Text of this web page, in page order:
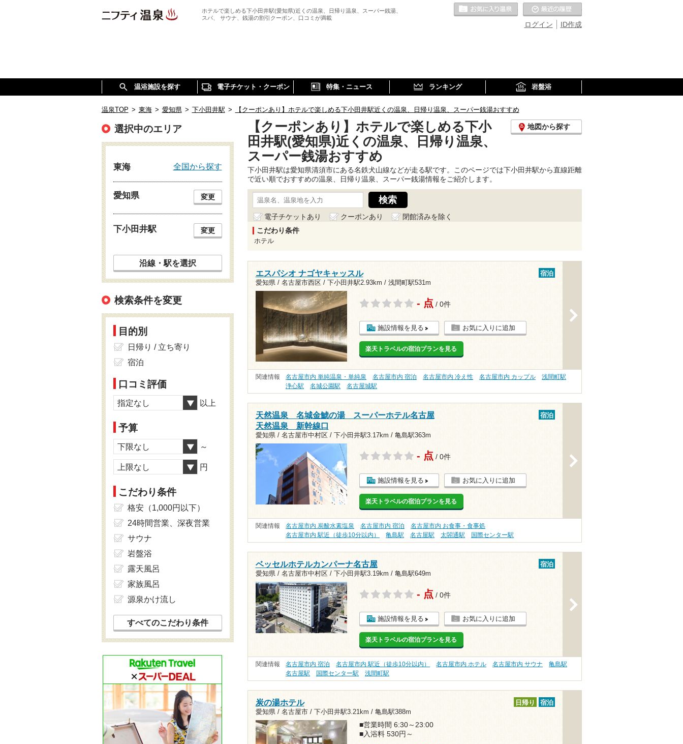
ホテルで楽しめる下小田井駅(愛知県)近くの温泉、日帰り温泉、スーパー銭湯、
スパ、 サウナ、銭湯の割引クーポン、口コミが満載
ID作成
ログイン
お気に入りの温泉
温浴施設を探す 電子チケット・クーポン 特集・ニュース ランキング 岩盤浴
温泉TOP > 東海 > 愛知県 > 下小田井駅 > 【クーポンあり】ホテルで楽しめる下小田井駅近くの温泉、日帰り温泉、スーパー銭湯おすすめ
【クーポンあり】ホテルで楽しめる下小
田井駅(愛知県)近くの温泉、日帰り温泉、
スーパー銭湯おすすめ
地図から探す
下小田井駅は愛知県清須市にある名鉄犬山線などが走る駅です。このページでは下小田井駅から直線距離
で近い順でおすすめの温泉、日帰り温泉、スーパー銭湯情報をご紹介します。
電子チケットあり クーポンあり
閉館済みを除く
こだわり条件
ホテル
エスパシオ ナゴヤキャッスル
愛知県 / 名古屋市西区 / 下小田井駅2.93km / 浅間町駅531m
宿泊
- 点 / 0件
施設情報を見る お気に入りに追加
楽天トラベルの宿泊プランを見る
関連情報 名古屋市内 単純温泉・単純泉 名古屋市内 宿泊 名古屋市内 冷え性 名古屋市内 カップル
浅間町駅
浄心駅
名城公園駅 名古屋城駅
天然温泉 名城金鯱の湯 スーパーホテル名古屋
天然温泉 新幹線口
愛知県 / 名古屋市中村区 / 下小田井駅3.17km / 亀島駅363m
宿泊
- 点 / 0件
施設情報を見る お気に入りに追加
楽天トラベルの宿泊プランを見る
関連情報 名古屋市内 炭酸水素塩泉 名古屋市内 宿泊
名古屋市内 お食事・食事処
名古屋市内 駅近（徒歩10分以内）
亀島駅 名古屋駅 太閤通駅 国際センター駅
ベッセルホテルカンパーナ名古屋
愛知県 / 名古屋市中村区 / 下小田井駅3.19km / 亀島駅649m
宿泊
- 点 / 0件
施設情報を見る お気に入りに追加
楽天トラベルの宿泊プランを見る
関連情報 名古屋市内 宿泊 名古屋市内 駅近（徒歩10分以内） 名古屋市内 ホテル 名古屋市内 サウナ
亀島駅
名古屋駅
国際センター駅 浅間町駅
炭の湯ホテル
愛知県 / 名古屋市 / 下小田井駅3.21km / 亀島駅388m
日帰り 宿泊
■営業時間 6:30～23:00
■入浴料 530円～
選択中のエリア
東海 全国から探す
愛知県 変更
下小田井駅 変更
沿線・駅を選択
検索条件を変更
目的別
日帰り / 立ち寄り
宿泊
口コミ評価
指定なし 以上
予算
下限なし ～
上限なし 円
こだわり条件
格安（1,000円以下）
24時間営業、深夜営業
サウナ
岩盤浴
露天風呂
家族風呂
源泉かけ流し
すべてのこだわり条件